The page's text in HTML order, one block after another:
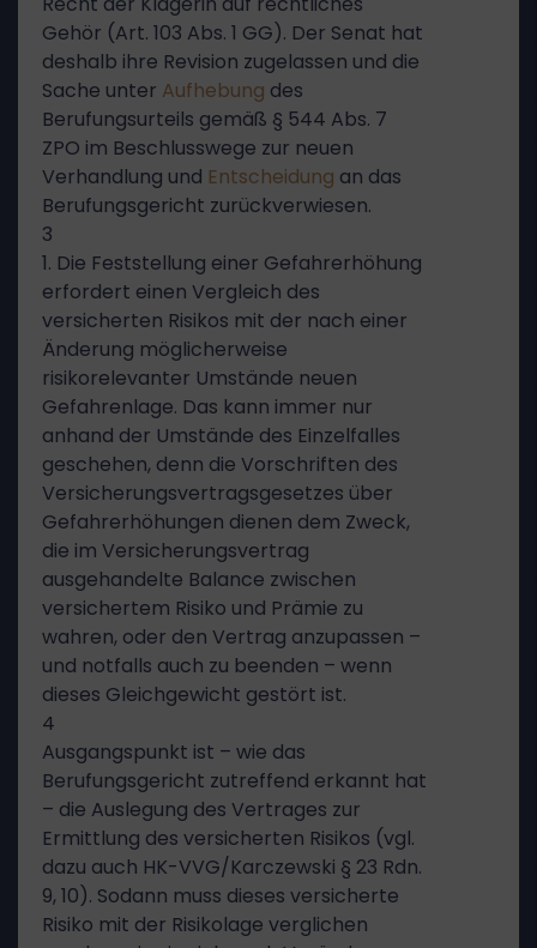
Gehör (Art. 103 Abs. 1 GG). Der Senat hat
deshalb ihre Revision zugelassen und die
Sache unter Aufhebung des
Berufungsurteils gemäß § 544 Abs. 7
ZPO im Beschlusswege zur neuen
Verhandlung und Entscheidung an das
Berufungsgericht zurückverwiesen.
3
1. Die Feststellung einer Gefahrerhöhung
erfordert einen Vergleich des
versicherten Risikos mit der nach einer
Änderung möglicherweise
risikorelevanter Umstände neuen
Gefahrenlage. Das kann immer nur
anhand der Umstände des Einzelfalles
geschehen, denn die Vorschriften des
Versicherungsvertragsgesetzes über
Gefahrerhöhungen dienen dem Zweck,
die im Versicherungsvertrag
ausgehandelte Balance zwischen
versichertem Risiko und Prämie zu
wahren, oder den Vertrag anzupassen –
und notfalls auch zu beenden – wenn
dieses Gleichgewicht gestört ist.
4
Ausgangspunkt ist – wie das
Berufungsgericht zutreffend erkannt hat
– die Auslegung des Vertrages zur
Ermittlung des versicherten Risikos (vgl.
dazu auch HK-VVG/Karczewski § 23 Rdn.
9, 10). Sodann muss dieses versicherte
Risiko mit der Risikolage verglichen